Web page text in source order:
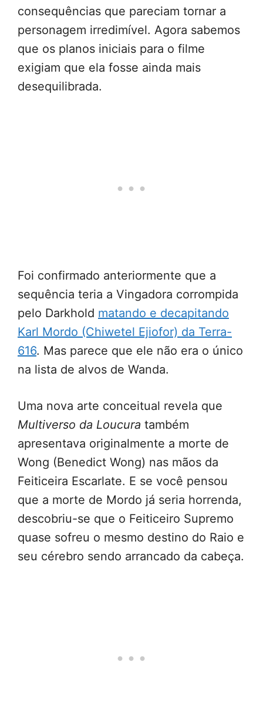
consequências que pareciam tornar a
personagem irredimível. Agora sabemos
que os planos iniciais para o filme
exigiam que ela fosse ainda mais
desequilibrada.
Foi confirmado anteriormente que a
sequência teria a Vingadora corrompida
pelo Darkhold matando e decapitando
Karl Mordo (Chiwetel Ejiofor) da Terra-
616. Mas parece que ele não era o único
na lista de alvos de Wanda.
Uma nova arte conceitual revela que
Multiverso da Loucura também
apresentava originalmente a morte de
Wong (Benedict Wong) nas mãos da
Feiticeira Escarlate. E se você pensou
que a morte de Mordo já seria horrenda,
descobriu-se que o Feiticeiro Supremo
quase sofreu o mesmo destino do Raio e
seu cérebro sendo arrancado da cabeça.